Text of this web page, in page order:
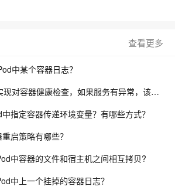
查看更多
中某个容器日志？
在K8S中，Pod能否实现对容器健康检查，如果服务有异常，该如何处理？
指定容器传递环境变量？有哪些方式？
启策略有哪些？
中容器的文件和宿主机之间相互拷贝?
中上一个挂掉的容器日志？